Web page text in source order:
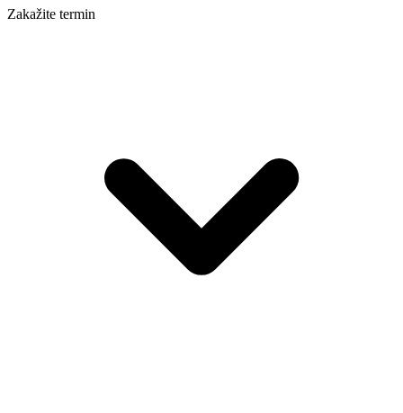
Zakažite termin